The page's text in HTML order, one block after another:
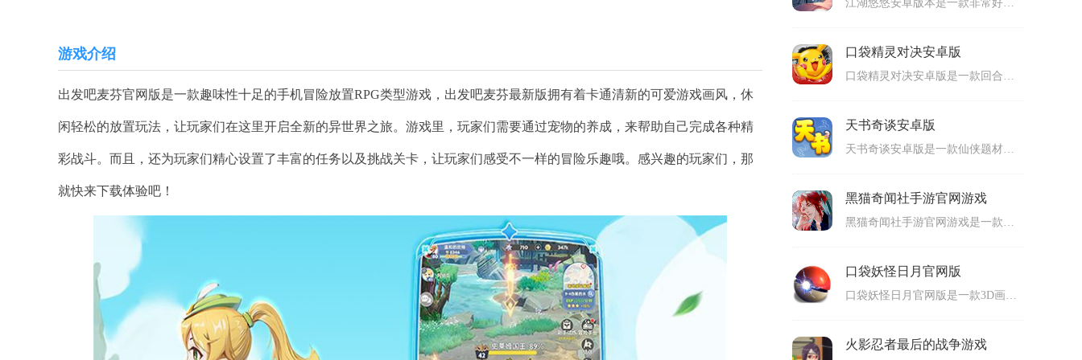
游戏介绍
出发吧麦芬官网版是一款趣味性十足的手机冒险放置RPG类型游戏，出发吧麦芬最新版拥有着卡通清新的可爱游戏画风，休
闲轻松的放置玩法，让玩家们在这里开启全新的异世界之旅。游戏里，玩家们需要通过宠物的养成，来帮助自己完成各种精
彩战斗。而且，还为玩家们精心设置了丰富的任务以及挑战关卡，让玩家们感受不一样的冒险乐趣哦。感兴趣的玩家们，那
就快来下载体验吧！
江湖悠悠安卓版本是一款非常好玩的武侠角色扮演游戏，玩家可以在上面体验精彩的武侠剧情，完成热血的江湖挑战，有非常多的任务和成就可以完成，通过这些任务和成就可以得到非常多的经验值和金币以及装备等奖励，利用这些奖励来不断提升角色的战斗力，可玩性很高。
口袋精灵对决安卓版
口袋精灵对决安卓版是一款回合制rpg对战的策略战斗类手机游戏，采用卡通风格的游戏画面，玩家可以使用不同的精灵来进行对战，精灵拥有不同的属性，属性之间拥有克制的关键，玩家在战斗的时候就需要使用属性克制的关系，通过克制的属性来更容易击败对手，可玩性高。
天书奇谈安卓版
天书奇谈安卓版是一款仙侠题材的角色扮演类手机游戏，结合了丰富的游戏元素，玩家可以在上面体验到mmorpg的内容，在开局的时候能够选择自己的角色，有多个角色能够进行选择，每个角色的玩法和技能都是完全不同的，玩家还能够获得强大的宠物以及坐骑，可玩性很高。
黑猫奇闻社手游官网游戏
黑猫奇闻社手游官网游戏是一款剧情很精彩的角色扮演剧情互动类游戏，玩家可以在上面进行侦探解密的挑战，有非常多的剧情和案件能够体验，根据剧情来完成解密的挑战，完全全部的解密就可以得到丰富的奖励。游戏的画面和特效十分精美，视觉效果非常好，适合很多玩家游玩。
口袋妖怪日月官网版
口袋妖怪日月官网版是一款3D画面的精灵养成对战类手机游戏，采用经典的回合制对战玩法，拥有一百多种精灵能够蝴蝶，玩家可以在地图上面和精灵对战也可以和其他npc进行精灵对战，派遣自己拥有的精灵来进行战斗，选择要释放技能来击败对手的精灵，适合很多玩家游玩。
火影忍者最后的战争游戏